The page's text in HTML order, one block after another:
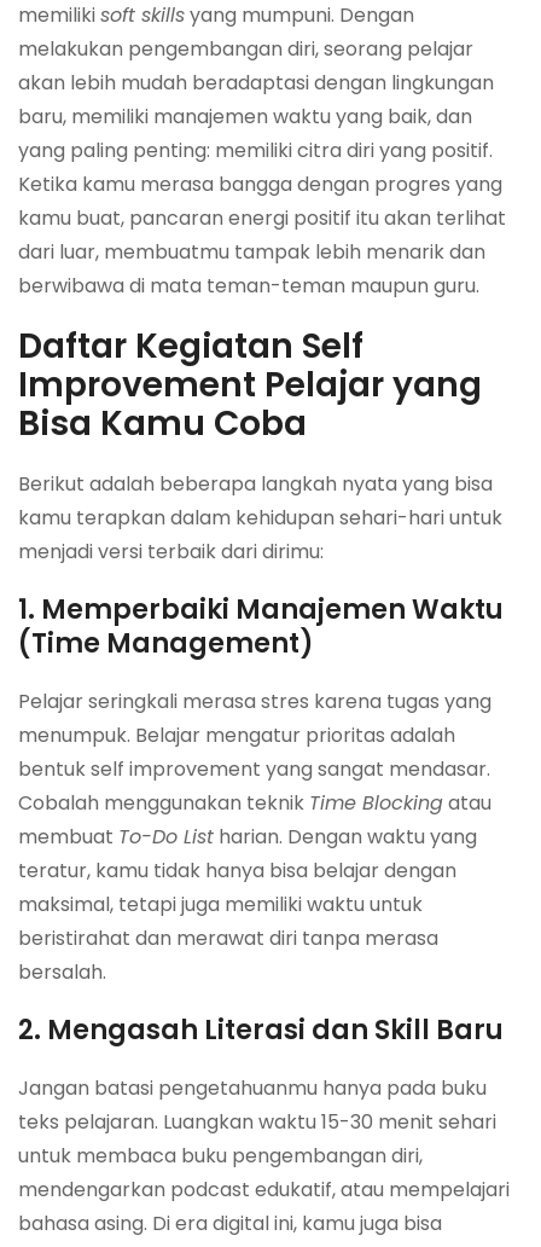
memilikisoft skillsyang mumpuni. Dengan
melakukan pengembangan diri, seorang pelajar
akan lebih mudah beradaptasi dengan lingkungan
baru, memiliki manajemen waktu yang baik, dan
yang paling penting: memiliki citra diri yang positif.
Ketika kamu merasa bangga dengan progres yang
kamu buat, pancaran energi positif itu akan terlihat
dari luar, membuatmu tampak lebih menarik dan
berwibawa di mata teman-teman maupun guru.
Daftar Kegiatan Self
Improvement Pelajar yang
Bisa Kamu Coba
Berikut adalah beberapa langkah nyata yang bisa
kamu terapkan dalam kehidupan sehari-hari untuk
menjadi versi terbaik dari dirimu:
1. Memperbaiki Manajemen Waktu
(Time Management)
Pelajar seringkali merasa stres karena tugas yang
menumpuk. Belajar mengatur prioritas adalah
bentuk self improvement yang sangat mendasar.
Cobalah menggunakan teknik Time Blockingatau
membuat To-Do List harian. Dengan waktu yang
teratur, kamu tidak hanya bisa belajar dengan
maksimal, tetapi juga memiliki waktu untuk
beristirahat dan merawat diri tanpa merasa
bersalah.
2. Mengasah Literasi dan Skill Baru
Jangan batasi pengetahuanmu hanya pada buku
teks pelajaran. Luangkan waktu 15-30 menit sehari
untuk membaca buku pengembangan diri,
mendengarkan podcast edukatif, atau mempelajari
bahasa asing. Di era digital ini, kamu juga bisa